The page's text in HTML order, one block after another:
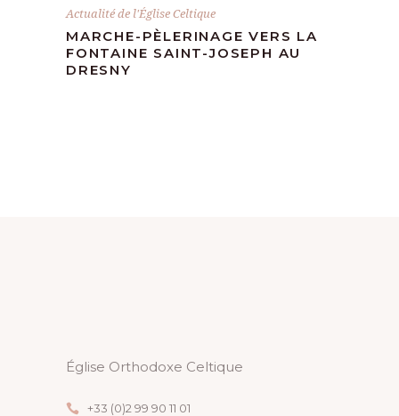
Actualité de l'Église Celtique
MARCHE-PÈLERINAGE VERS LA
FONTAINE SAINT-JOSEPH AU
DRESNY
Église Orthodoxe Celtique
+33 (0)2 99 90 11 01